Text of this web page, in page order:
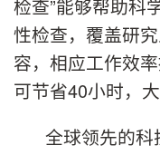
检查”能够帮助科
性检查，覆盖研
容，相应工作效
可节省40小时，
全球领先的科